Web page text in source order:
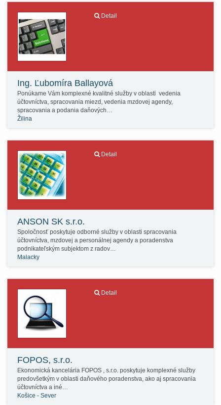
Detail
Ing. Ľubomíra Ballayová
Ponúkame Vám komplexné kvalitné služby v oblasti vedenia
účtovníctva, spracovania miezd, vedenia mzdovej agendy,
spracovania a podania daňových…
Žilina
Detail
ANSON SK s.r.o.
Spoločnosť poskytuje odborné služby v oblasti spracovania
účtovníctva, mzdovej a personálnej agendy a poradenstva
podnikateľským subjektom z radov…
Malacky
Detail
FOPOS, s.r.o.
Ekonomická kancelária FOPOS , s.r.o. poskytuje komplexné služby
predovšetkým v oblasti daňového poradenstva, ako aj spracovania
účtovníctva a iné…
Košice - Sever